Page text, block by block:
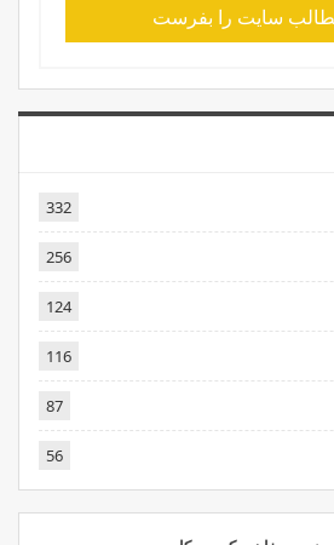
سایت را بفرست
332
256
124
116
87
56